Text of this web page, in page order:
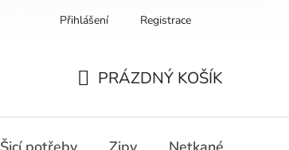
Přihlášení Registrace
KOŠÍK
PRÁZDNÝ KOŠÍK